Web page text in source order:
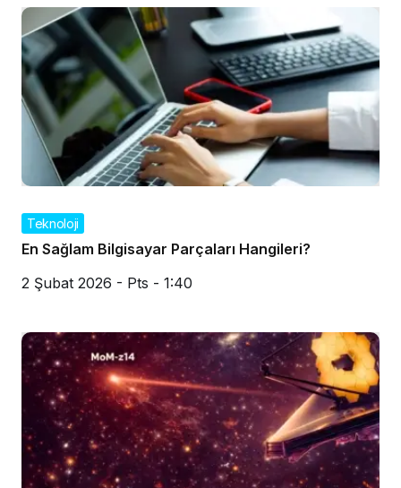
Teknoloji
En Sağlam Bilgisayar Parçaları Hangileri?
2 Şubat 2026 - Pts - 1:40